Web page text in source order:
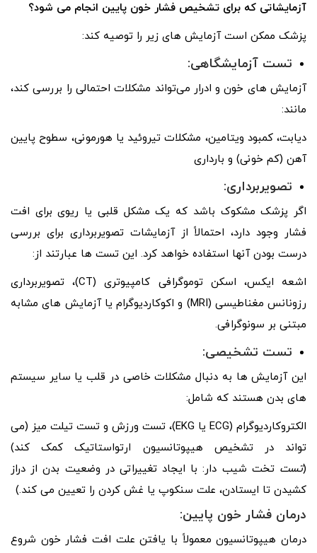
آزمایشاتی که برای تشخیص فشار خون پایین انجام می شود؟
پزشک ممکن است آزمایش های زیر را توصیه کند:
تست آزمایشگاهی:
آزمایش‌ های خون و ادرار می‌تواند مشکلات احتمالی را بررسی کند،
مانند:
دیابت، کمبود ویتامین، مشکلات تیروئید یا هورمونی، سطوح پایین
آهن (کم خونی) و بارداری
تصویربرداری:
اگر پزشک مشکوک باشد که یک مشکل قلبی یا ریوی برای افت
فشار وجود دارد، احتمالاً از آزمایشات تصویربرداری برای بررسی
درست بودن آنها استفاده خواهد کرد. این تست ها عبارتند از:
اشعه ایکس، اسکن توموگرافی کامپیوتری (CT)، تصویربرداری
رزونانس مغناطیسی (MRI) و اکوکاردیوگرام یا آزمایش های مشابه
مبتنی بر سونوگرافی.
تست تشخیصی:
این آزمایش ها به دنبال مشکلات خاصی در قلب یا سایر سیستم
های بدن هستند که شامل:
الکتروکاردیوگرام (ECG یا EKG)، تست ورزش و تست تیلت میز (می
تواند در تشخیص هیپوتانسیون ارتواستاتیک کمک کند)
(تست تخت شیب دار: با ایجاد تغییراتی در وضعیت بدن از دراز
کشیدن تا ایستادن، علت سنکوپ یا غش کردن را تعیین می کند.)
درمان فشار خون پایین:
درمان هیپوتانسیون معمولاً با یافتن علت افت فشار خون شروع